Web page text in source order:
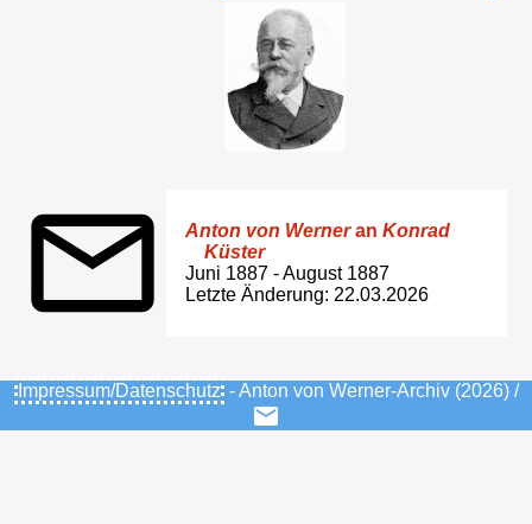
Anton von Werneran Konrad
Küster
Juni 1887 - August 1887
Letzte Änderung: 22.03.2026
Impressum/Datenschutz - Anton von Werner-Archiv (2026) /